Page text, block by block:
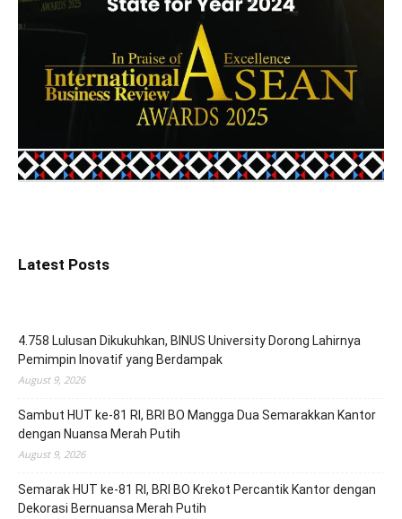
Latest Posts
4.758 Lulusan Dikukuhkan, BINUS University Dorong Lahirnya
Pemimpin Inovatif yang Berdampak
August 9, 2026
Sambut HUT ke-81 RI, BRI BO Mangga Dua Semarakkan Kantor
dengan Nuansa Merah Putih
August 9, 2026
Semarak HUT ke-81 RI, BRI BO Krekot Percantik Kantor dengan
Dekorasi Bernuansa Merah Putih